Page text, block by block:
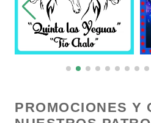
Cortinas, Persianas y
Cremerías y
PROMOCIONES Y